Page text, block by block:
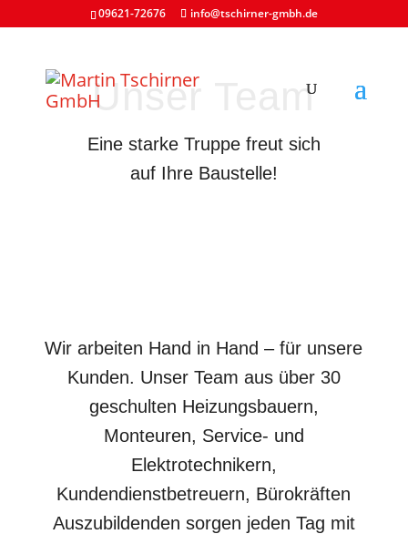
09621-72676 info@tschirner-gmbh.de
Unser Team
Eine starke Truppe freut sich
auf Ihre Baustelle!
Wir arbeiten Hand in Hand – für unsere
Kunden. Unser Team aus über 30
geschulten Heizungsbauern,
Monteuren, Service- und
Elektrotechnikern,
Kundendienstbetreuern, Bürokräften
Auszubildenden sorgen jeden Tag mit